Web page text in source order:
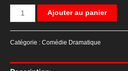
quantité
de
cinéma
Ajouter au panier
Catégorie : Comédie Dramatique